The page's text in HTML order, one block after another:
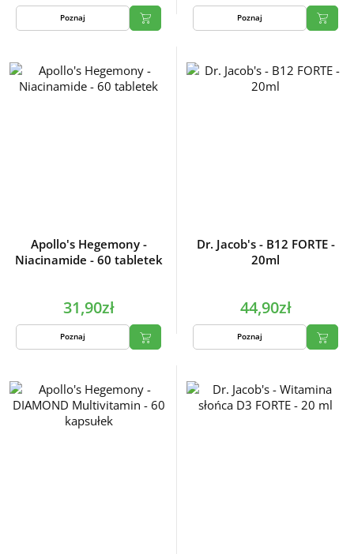
Poznaj Poznaj
Apollo's Hegemony -
Niacinamide - 60 tabletek
31,90zł
Poznaj
Dr. Jacob's - B12 FORTE -
20ml
44,90zł
Poznaj